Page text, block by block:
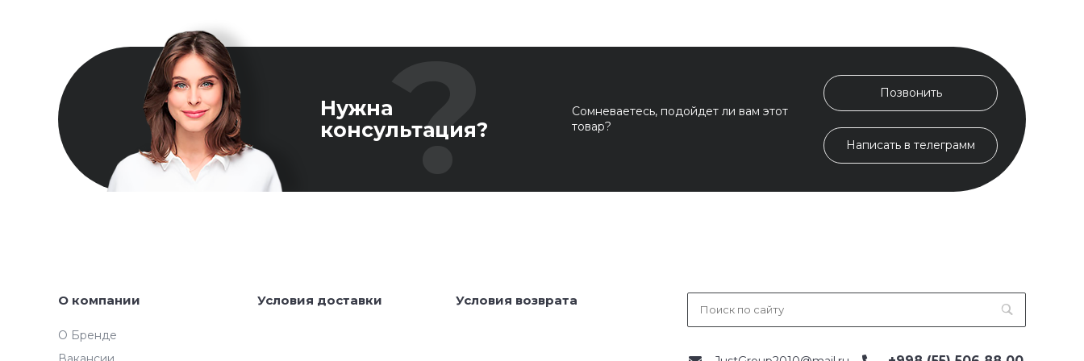
Нужна
консультация?
Сомневаетесь, подойдет ли вам этот
товар?
Позвонить
Написать в телеграмм
О компании
О Бренде
Условия доставки Условия возврата